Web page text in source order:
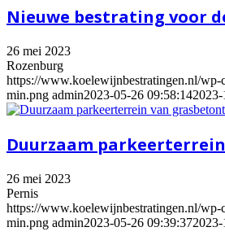
Nieuwe bestrating voor
26 mei 2023
Rozenburg
https://www.koelewijnbestratingen.nl/
min.png admin2023-05-26 09:58:14
Duurzaam
26 mei 2023
Pernis
https://www.koelewijnbestratingen.nl/wp-
min.png admin2023-05-26 09:39:37